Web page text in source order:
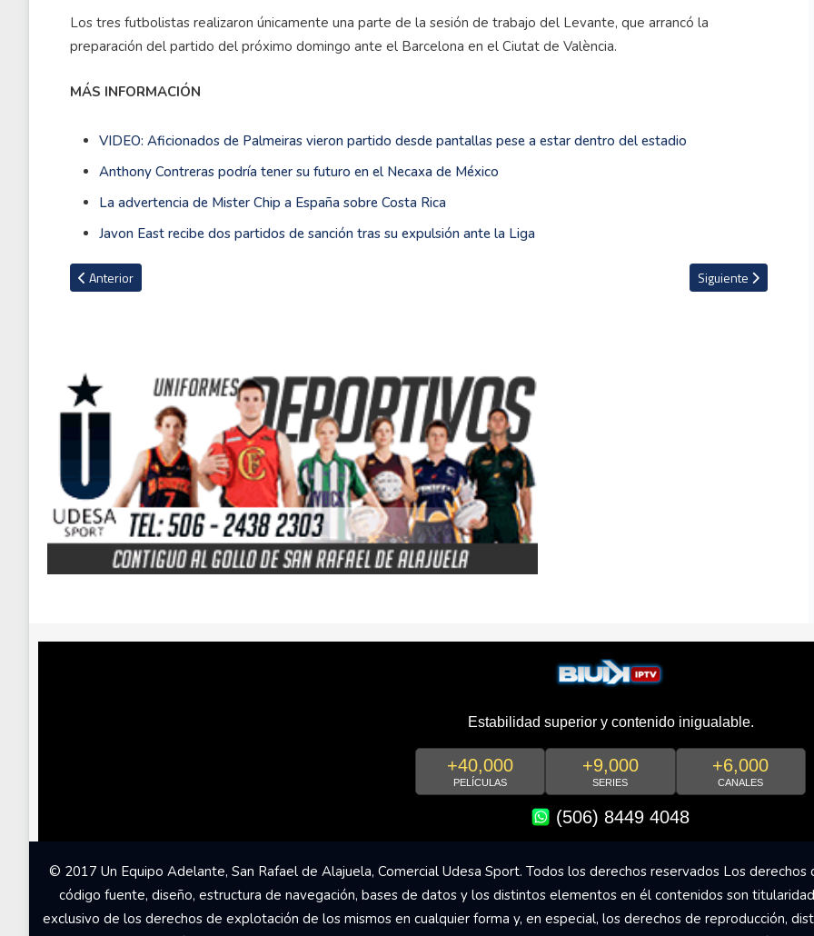
Los tres futbolistas realizaron únicamente una parte de la sesión de trabajo del Levante, que arrancó la
preparación del partido del próximo domingo ante el Barcelona en el Ciutat de València.
MÁS INFORMACIÓN
VIDEO: Aficionados de Palmeiras vieron partido desde pantallas pese a estar dentro del estadio
Anthony Contreras podría tener su futuro en el Necaxa de México
La advertencia de Mister Chip a España sobre Costa Rica
Javon East recibe dos partidos de sanción tras su expulsión ante la Liga
Artículo anterior: Matarrita será operado este lunes de la lesión que sufrió en el tobillo ante Canadá
Anterior Artículo siguiente:
Siguiente
Estabilidad superior y contenido inigualable.
+40,000
PELÍCULAS
+9,000
SERIES
+6,000
CANALES
(506) 8449 4048
© 2017 Un Equipo Adelante, San Rafael de Alajuela, Comercial Udesa Sport. Todos los derechos reservados Los
código fuente, diseño, estructura de navegación, bases de datos y los distintos elementos en él contenidos son
exclusivo de los derechos de explotación de los mismos en cualquier forma y, en especial, los derechos de reproducción,